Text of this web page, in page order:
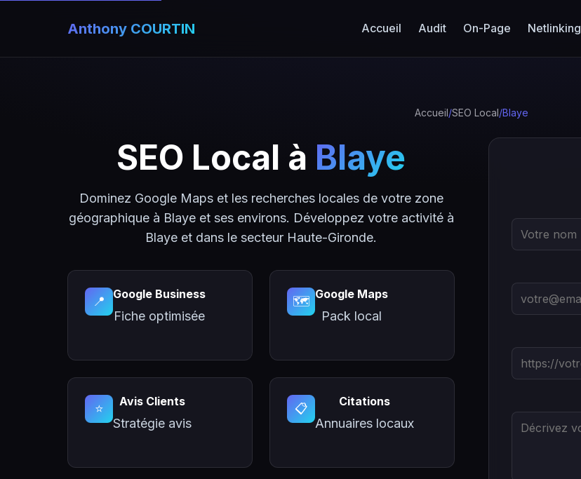
Anthony COURTIN Accueil Audit On-Page Netlinking
Accueil/SEO Local/Blaye
SEO Local à Blaye
Dominez Google Maps et les recherches locales de votre zone
géographique à Blaye et ses environs. Développez votre activité à
Blaye et dans le secteur Haute-Gironde.
📍 Google Business
Fiche optimisée
🗺️ Google Maps
Pack local
⭐ Avis Clients
Stratégie avis
📋 Citations
Annuaires locaux